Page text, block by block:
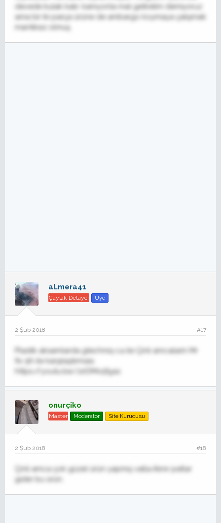
devede kulak kalır. kamyonla mal getirelim demiyoruz
ama bir iki parça ürüne de ambargo koymaya çalışmak
mantıksız olmuş.
aLmera41
Çaylak Detaycı Üye
2 Şub 2018 #17
Plastik aksamlarda gtechniq c4 ile Çinli amcalarin Mr
fix 9h ile karşılaştırması.
https://youtu.be/JzrDMx5fg4s
onurçiko
Master Moderator Site Kurucusu
2 Şub 2018 #18
Çinli amca çok güzel ürün yapmış valla.Alınır patlar
gider bu ürün.